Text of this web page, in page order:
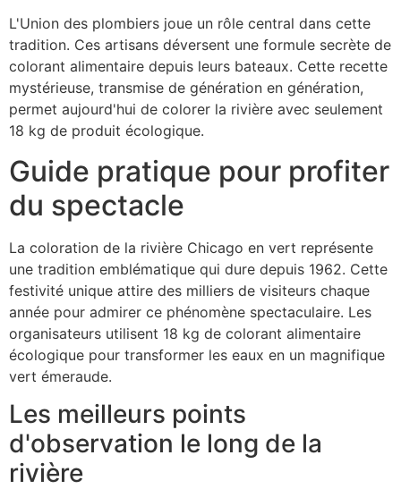
L'Union des plombiers joue un rôle central dans cette
tradition. Ces artisans déversent une formule secrète de
colorant alimentaire depuis leurs bateaux. Cette recette
mystérieuse, transmise de génération en génération,
permet aujourd'hui de colorer la rivière avec seulement
18 kg de produit écologique.
Guide pratique pour profiter
du spectacle
La coloration de la rivière Chicago en vert représente
une tradition emblématique qui dure depuis 1962. Cette
festivité unique attire des milliers de visiteurs chaque
année pour admirer ce phénomène spectaculaire. Les
organisateurs utilisent 18 kg de colorant alimentaire
écologique pour transformer les eaux en un magnifique
vert émeraude.
Les meilleurs points
d'observation le long de la
rivière